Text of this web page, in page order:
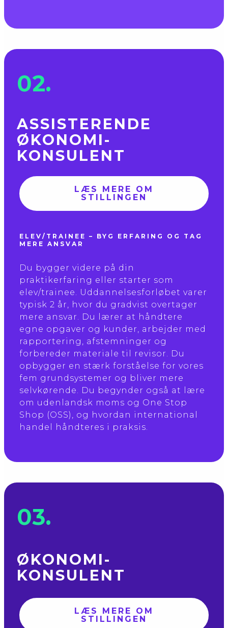
02.
ASSI­STERENDE
ØKONOMI­
KONSULENT
LÆS MERE OM
STILLINGEN
ELEV/TRAINEE – BYG ERFARING OG TAG
MERE ANSVAR
Du bygger videre på din
praktikerfaring eller starter som
elev/trainee. Uddannelsesforløbet varer
typisk 2 år, hvor du gradvist overtager
mere ansvar. Du lærer at håndtere
egne opgaver og kunder, arbejder med
rapportering, afstemninger og
forbereder materiale til revisor. Du
opbygger en stærk forståelse for vores
fem grundsystemer og bliver mere
selvkørende. Du begynder også at lære
om udenlandsk moms og One Stop
Shop (OSS), og hvordan international
handel håndteres i praksis.
03.
ØKONOMI­
KONSULENT
LÆS MERE OM
STILLINGEN